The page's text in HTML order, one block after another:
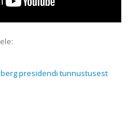
presidendi tunnustusest